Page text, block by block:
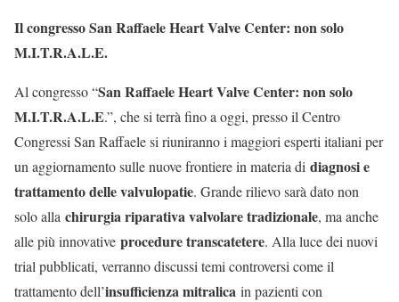
Il congresso San Raffaele Heart Valve Center: non solo
M.I.T.R.A.L.E.
Al congresso “San Raffaele Heart Valve Center: non solo
M.I.T.R.A.L.E.”, che si terrà fino a oggi, presso il Centro
Congressi San Raffaele si riuniranno i maggiori esperti italiani per
un aggiornamento sulle nuove frontiere in materia di diagnosi e
trattamento delle valvulopatie. Grande rilievo sarà dato non
solo alla chirurgia riparativa valvolare tradizionale, ma anche
alle più innovative procedure transcatetere. Alla luce dei nuovi
trial pubblicati, verranno discussi temi controversi come il
trattamento dell’insufficienza mitralica in pazienti con